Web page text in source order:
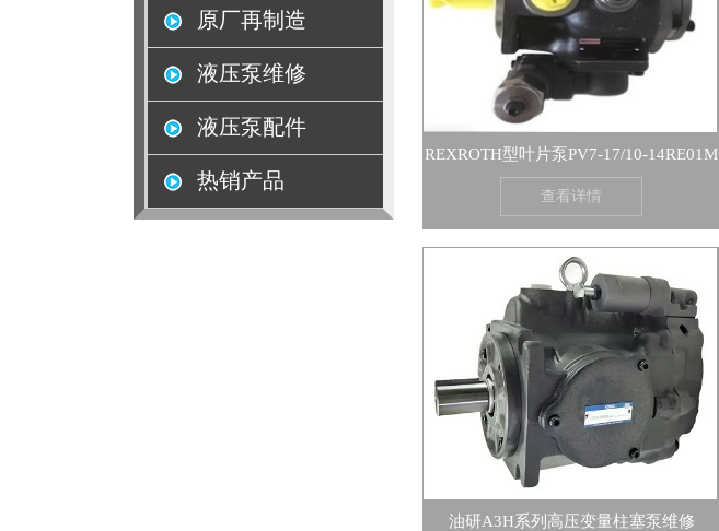
原厂再制造
液压泵维修
液压泵配件
热销产品
REXROTH型叶片泵PV7-17/10-14RE01M
查看详情
油研A3H系列高压变量柱塞泵维修